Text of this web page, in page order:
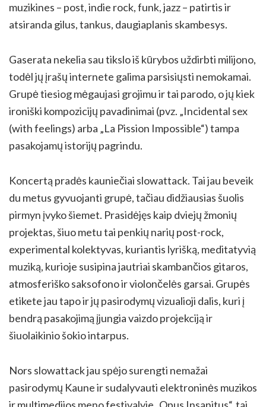
muzikines – post, indie rock, funk, jazz – patirtis ir
atsiranda gilus, tankus, daugiaplanis skambesys.
Gaserata nekelia sau tikslo iš kūrybos uždirbti milijono,
todėl jų įrašų internete galima parsisiųsti nemokamai.
Grupė tiesiog mėgaujasi grojimu ir tai parodo, o jų kiek
ironiški kompozicijų pavadinimai (pvz. „Incidental sex
(with feelings) arba „La Pission Impossible“) tampa
pasakojamų istorijų pagrindu.
Koncertą pradės kauniečiai slowattack. Tai jau beveik
du metus gyvuojanti grupė, tačiau didžiausias šuolis
pirmyn įvyko šiemet. Prasidėjęs kaip dviejų žmonių
projektas, šiuo metu tai penkių narių post-rock,
experimental kolektyvas, kuriantis lyrišką, meditatyvią
muziką, kurioje susipina jautriai skambančios gitaros,
atmosferiško saksofono ir violončelės garsai. Grupės
etikete jau tapo ir jų pasirodymų vizualioji dalis, kuri į
bendrą pasakojimą įjungia vaizdo projekciją ir
šiuolaikinio šokio intarpus.
Nors slowattack jau spėjo surengti nemažai
pasirodymų Kaune ir sudalyvauti elektroninės muzikos